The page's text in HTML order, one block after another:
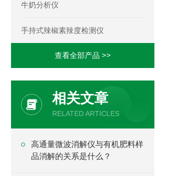
牛奶分析仪
手持式辣椒素辣度检测仪
查看全部产品 >>
相关文章
RELATED ARTICLES
高通量微波消解仪与有机肥料样
品消解的关系是什么？